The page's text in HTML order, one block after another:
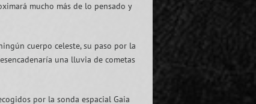
mucho más de lo pensado y
cuerpo celeste, su paso por la
una lluvia de cometas
por la sonda espacial Gaia